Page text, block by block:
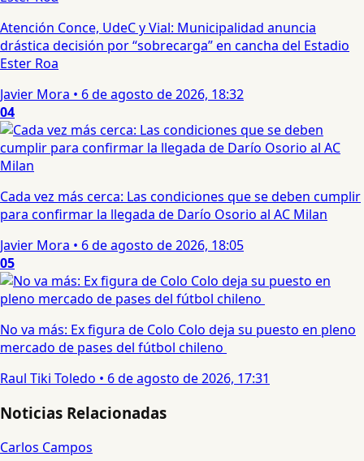
Atención Conce, UdeC y Vial: Municipalidad anuncia
drástica decisión por “sobrecarga” en cancha del Estadio
Ester Roa
Javier Mora • 6 de agosto de 2026, 18:32
04
Cada vez más cerca: Las condiciones que se deben cumplir
para confirmar la llegada de Darío Osorio al AC Milan
Javier Mora • 6 de agosto de 2026, 18:05
05
No va más: Ex figura de Colo Colo deja su puesto en pleno
mercado de pases del fútbol chileno
Raul Tiki Toledo • 6 de agosto de 2026, 17:31
Noticias Relacionadas
Carlos Campos